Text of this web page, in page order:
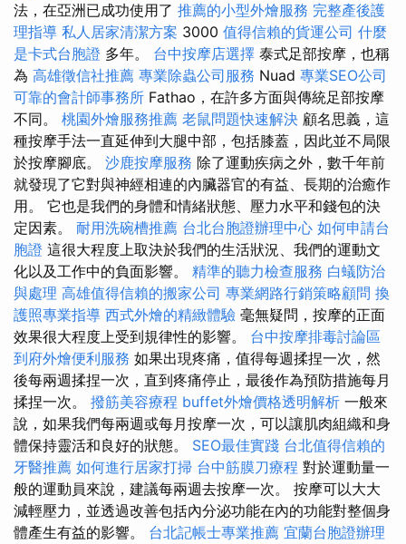
法，在亞洲已成功使用了 推薦的小型外燴服務 完整產後護
理指導 私人居家清潔方案 3000 值得信賴的貨運公司 什麼
是卡式台胞證 多年。 台中按摩店選擇 泰式足部按摩，也稱
為 高雄徵信社推薦 專業除蟲公司服務 Nuad 專業SEO公司
可靠的會計師事務所 Fathao，在許多方面與傳統足部按摩
不同。 桃園外燴服務推薦 老鼠問題快速解決 顧名思義，這
種按摩手法一直延伸到大腿中部，包括膝蓋，因此並不局限
於按摩腳底。 沙鹿按摩服務 除了運動疾病之外，數千年前
就發現了它對與神經相連的內臟器官的有益、長期的治癒作
用。 它也是我們的身體和情緒狀態、壓力水平和錢包的決
定因素。 耐用洗碗槽推薦 台北台胞證辦理中心 如何申請台
胞證 這很大程度上取決於我們的生活狀況、我們的運動文
化以及工作中的負面影響。 精準的聽力檢查服務 白蟻防治
與處理 高雄值得信賴的搬家公司 專業網路行銷策略顧問 換
護照專業指導 西式外燴的精緻體驗 毫無疑問，按摩的正面
效果很大程度上受到規律性的影響。 台中按摩排毒討論區
到府外燴便利服務 如果出現疼痛，值得每週揉捏一次，然
後每兩週揉捏一次，直到疼痛停止，最後作為預防措施每月
揉捏一次。 撥筋美容療程 buffet外燴價格透明解析 一般來
說，如果我們每兩週或每月按摩一次，可以讓肌肉組織和身
體保持靈活和良好的狀態。 SEO最佳實踐 台北值得信賴的
牙醫推薦 如何進行居家打掃 台中筋膜刀療程 對於運動量一
般的運動員來說，建議每兩週去按摩一次。 按摩可以大大
減輕壓力，並透過改善包括內分泌功能在內的功能對整個身
體產生有益的影響。 台北記帳士專業推薦 宜蘭台胞證辦理